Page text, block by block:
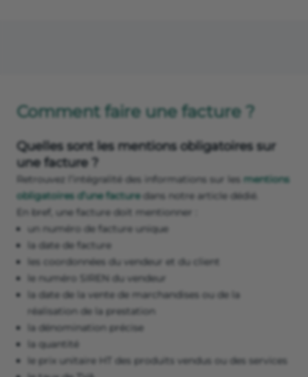
Comment faire une facture ?
Quelles sont les mentions obligatoires sur
une facture ?
Retrouvez l’intégralité des informations sur les mentions
obligatoires d’une facturedans notre article dédié.
En bref, une facture doit mentionner :
un numéro de facture unique
la date de facture
les coordonnées du vendeur et du client
le numéro SIREN du vendeur
la date de la vente de marchandises ou de la
réalisation de la prestation
la dénomination précise
la quantité
le prix unitaire HT des produits vendus ou des services